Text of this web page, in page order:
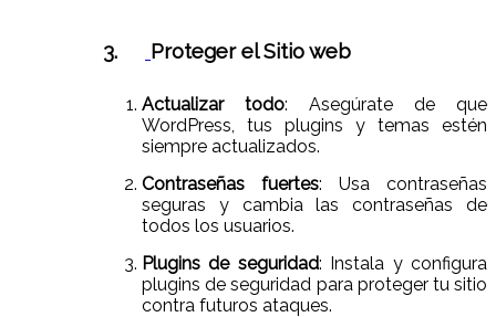
3. Proteger el Sitioweb
Actualizar todo: Asegúrate de que
WordPress, tus plugins y temas estén
siempre actualizados.
Contraseñas fuertes: Usa contraseñas
seguras y cambia las contraseñas de
todos los usuarios.
Plugins de seguridad: Instala y configura
plugins de seguridad para proteger tu sitio
contra futuros ataques.